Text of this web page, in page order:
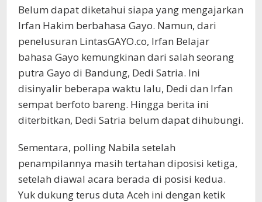
Belum dapat diketahui siapa yang mengajarkan
Irfan Hakim berbahasa Gayo. Namun, dari
penelusuran LintasGAYO.co, Irfan Belajar
bahasa Gayo kemungkinan dari salah seorang
putra Gayo di Bandung, Dedi Satria. Ini
disinyalir beberapa waktu lalu, Dedi dan Irfan
sempat berfoto bareng. Hingga berita ini
diterbitkan, Dedi Satria belum dapat dihubungi.
Sementara, polling Nabila setelah
penampilannya masih tertahan diposisi ketiga,
setelah diawal acara berada di posisi kedua.
Yuk dukung terus duta Aceh ini dengan ketik